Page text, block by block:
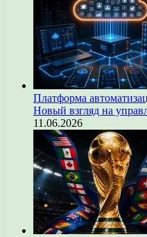
Платформа
Новый взгляд на
11.06.2026